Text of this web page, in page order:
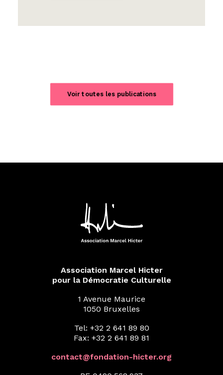
Voir toutes les publications
Association Marcel Hicter
pour la Démocratie Culturelle
1 Avenue Maurice
1050 Bruxelles
Tel: +32 2 641 89 80
Fax: +32 2 641 89 81
contact@fondation-hicter.org